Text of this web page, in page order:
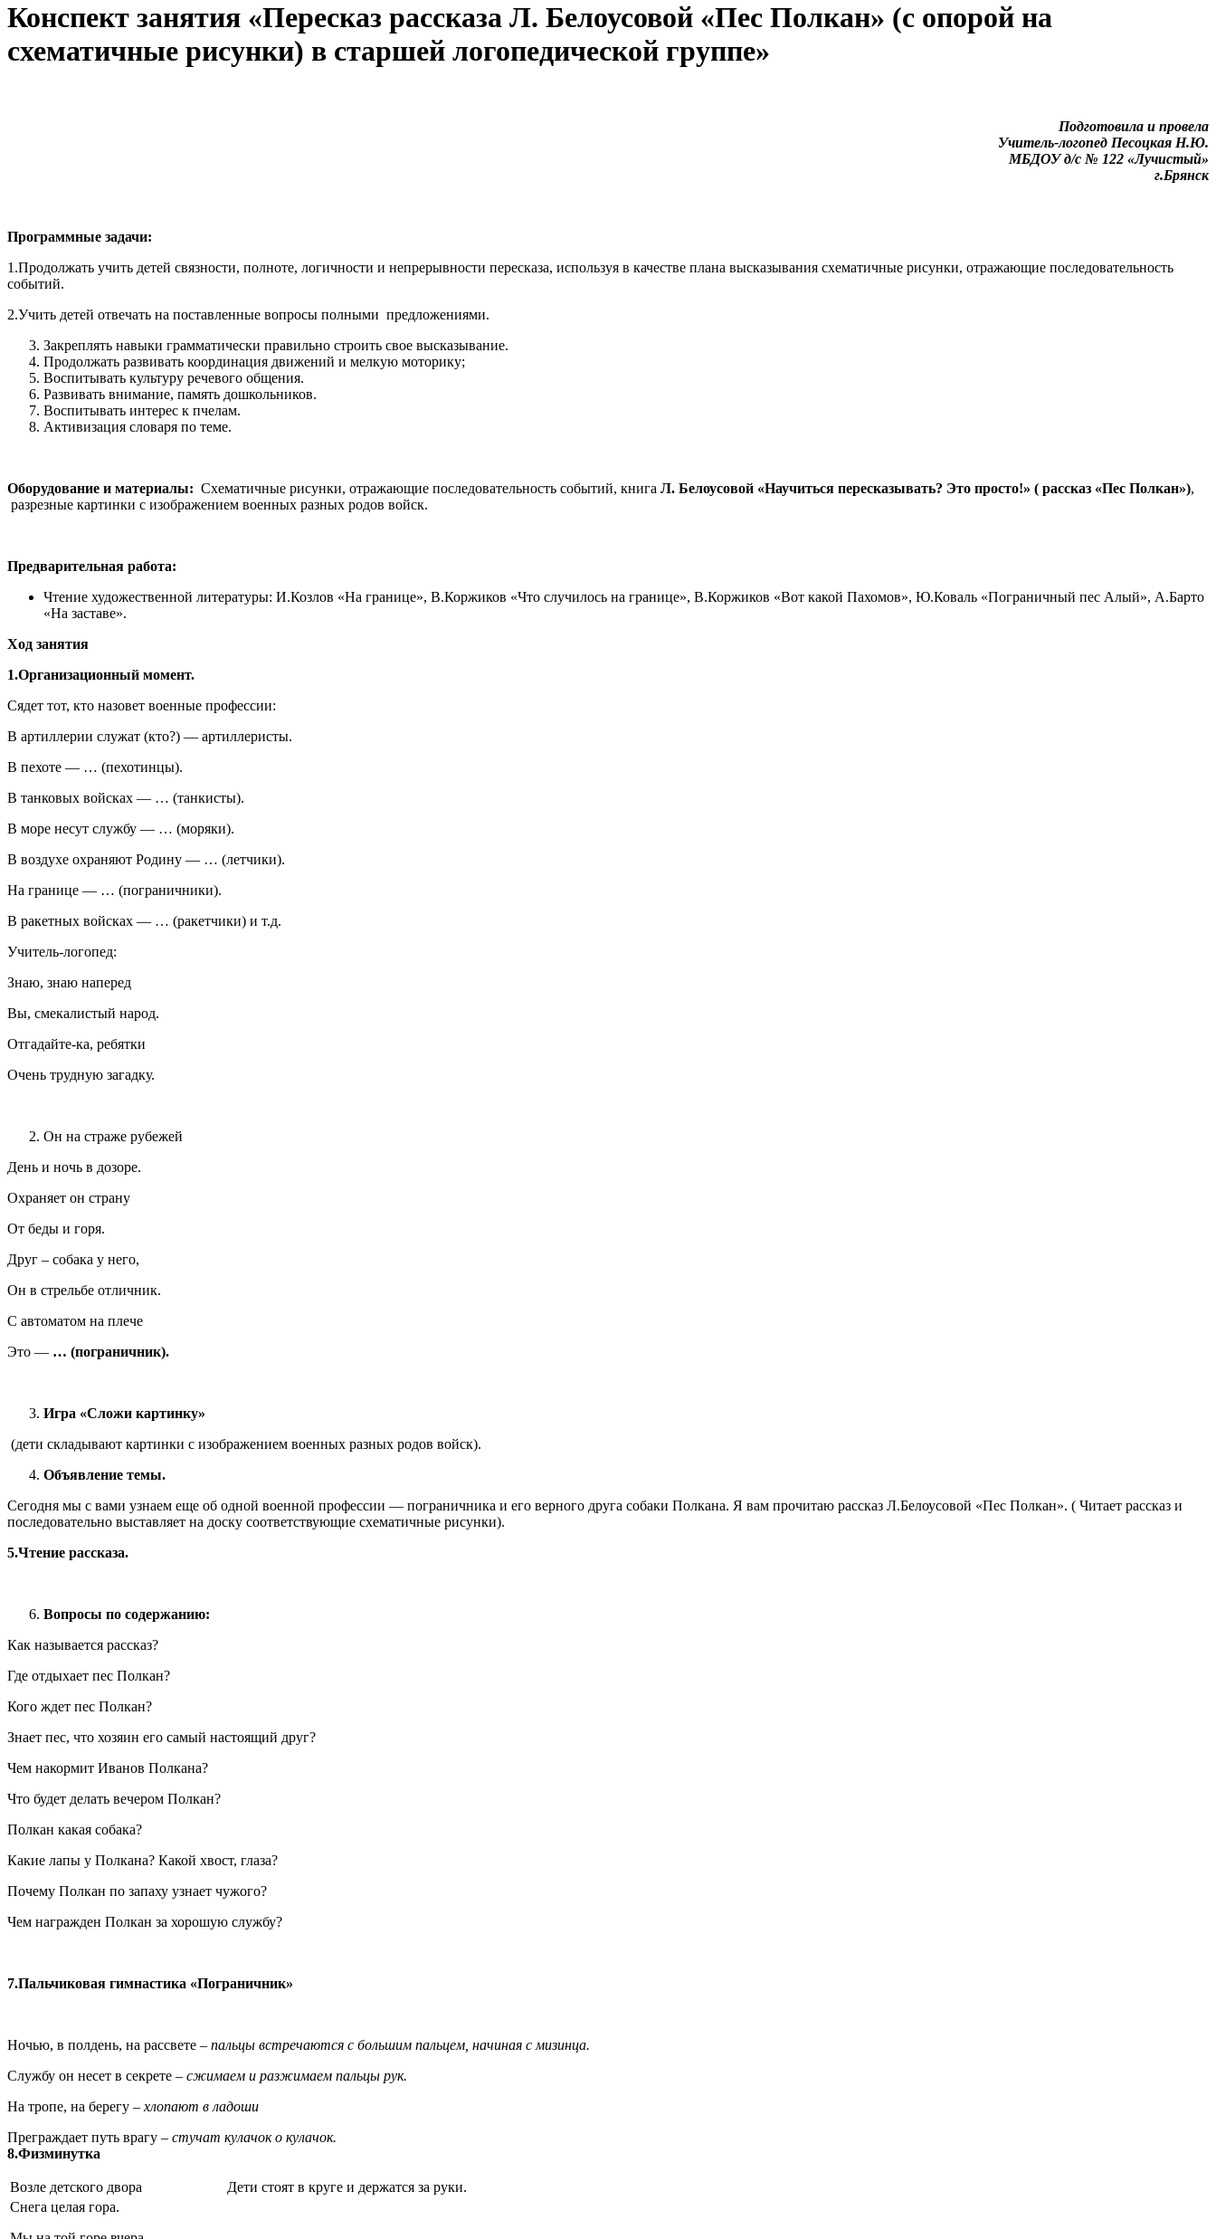
Конспект занятия «Пересказ рассказа Л. Белоусовой «Пес Полкан» (с опорой на
схематичные рисунки) в старшей логопедической группе»
Подготовила и провела
Учитель-логопед Песоцкая Н.Ю.
МБДОУ д/с № 122 «Лучистый»
г.Брянск
Программные задачи:
1.Продолжать учить детей связности, полноте, логичности и непрерывности пересказа, используя в качестве плана высказывания схематичные рисунки, отражающие последовательность
событий.
2.Учить детей отвечать на поставленные вопросы полными предложениями.
Закреплять навыки грамматически правильно строить свое высказывание.
Продолжать развивать координация движений и мелкую моторику;
Воспитывать культуру речевого общения.
Развивать внимание, память дошкольников.
Воспитывать интерес к пчелам.
Активизация словаря по теме.
Оборудование и материалы: Схематичные рисунки, отражающие последовательность событий, книга Л. Белоусовой «Научиться пересказывать? Это просто!» ( рассказ «Пес Полкан»),
разрезные картинки с изображением военных разных родов войск.
Предварительная работа:
Чтение художественной литературы: И.Козлов «На границе», В.Коржиков «Что случилось на границе», В.Коржиков «Вот какой Пахомов», Ю.Коваль «Пограничный пес Алый», А.Барто
«На заставе».
Ход занятия
1.Организационный момент.
Сядет тот, кто назовет военные профессии:
В артиллерии служат (кто?) — артиллеристы.
В пехоте — … (пехотинцы).
В танковых войсках — … (танкисты).
В море несут службу — … (моряки).
В воздухе охраняют Родину — … (летчики).
На границе — … (пограничники).
В ракетных войсках — … (ракетчики) и т.д.
Учитель-логопед:
Знаю, знаю наперед
Вы, смекалистый народ.
Отгадайте-ка, ребятки
Очень трудную загадку.
Он на страже рубежей
День и ночь в дозоре.
Охраняет он страну
От беды и горя.
Друг – собака у него,
Он в стрельбе отличник.
С автоматом на плече
Это — … (пограничник).
Игра «Сложи картинку»
(дети складывают картинки с изображением военных разных родов войск).
Объявление темы.
Сегодня мы с вами узнаем еще об одной военной профессии — пограничника и его верного друга собаки Полкана. Я вам прочитаю рассказ Л.Белоусовой «Пес Полкан». ( Читает рассказ и
последовательно выставляет на доску соответствующие схематичные рисунки).
5.Чтение рассказа.
Вопросы по содержанию:
Как называется рассказ?
Где отдыхает пес Полкан?
Кого ждет пес Полкан?
Знает пес, что хозяин его самый настоящий друг?
Чем накормит Иванов Полкана?
Что будет делать вечером Полкан?
Полкан какая собака?
Какие лапы у Полкана? Какой хвост, глаза?
Почему Полкан по запаху узнает чужого?
Чем награжден Полкан за хорошую службу?
7.Пальчиковая гимнастика «Пограничник»
Ночью, в полдень, на рассвете – пальцы встречаются с большим пальцем, начиная с мизинца.
Службу он несет в секрете – сжимаем и разжимаем пальцы рук.
На тропе, на берегу – хлопают в ладоши
Преграждает путь врагу – стучат кулачок о кулачок.
8.Физминутка
Возле детского двора
Дети стоят в круге и держатся за руки.
Снега целая гора.